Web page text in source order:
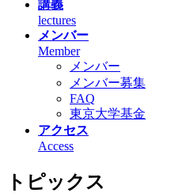
講義
lectures
メンバー
Member
メンバー
メンバー募集
FAQ
東京大学基金
アクセス
Access
トピックス